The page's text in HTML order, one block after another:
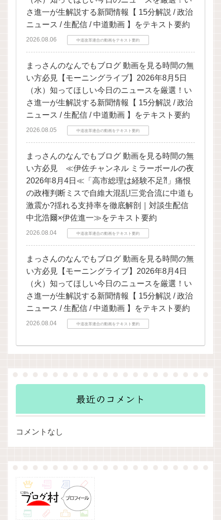
さ進一が生解説する新聞情報【 15分解説 / 政治
ニュース / 生配信 / 中道動画 】をテキスト要約
2026.08.06 中道改革連合の動画をテキスト要約
まっさんのなんでもブログ 動画を見る時間の無
い方必見【モーニングライブ】2026年8月5日
（水）知ってほしい今日のニュースを厳選！い
さ進一が生解説する新聞情報【 15分解説 / 政治
ニュース / 生配信 / 中道動画 】をテキスト要約
2026.08.05 中道改革連合の動画をテキスト要約
まっさんのなんでもブログ 動画を見る時間の無
い方必見 ≪伊佐チャンネル ミラーボールの夜
2026年8月4日≪「高市総理は経験不足⁈」痛恨
の政権判断ミスで自維大混乱!三党合流に中道も
激震か?揺れる支持率を徹底解剖｜対談生配信
中北浩爾×伊佐進一≫をテキスト要約
2026.08.04 中道改革連合の動画をテキスト要約
まっさんのなんでもブログ 動画を見る時間の無
い方必見【モーニングライブ】2026年8月4日
（火）知ってほしい今日のニュースを厳選！い
さ進一が生解説する新聞情報【 15分解説 / 政治
ニュース / 生配信 / 中道動画 】をテキスト要約
2026.08.04 中道改革連合の動画をテキスト要約
最近のコメント
コメントなし